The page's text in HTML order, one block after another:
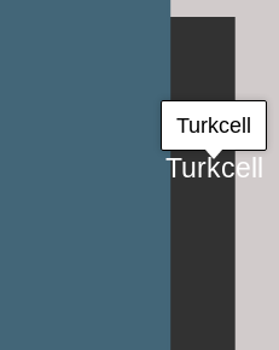
Turkcell
Turkcell